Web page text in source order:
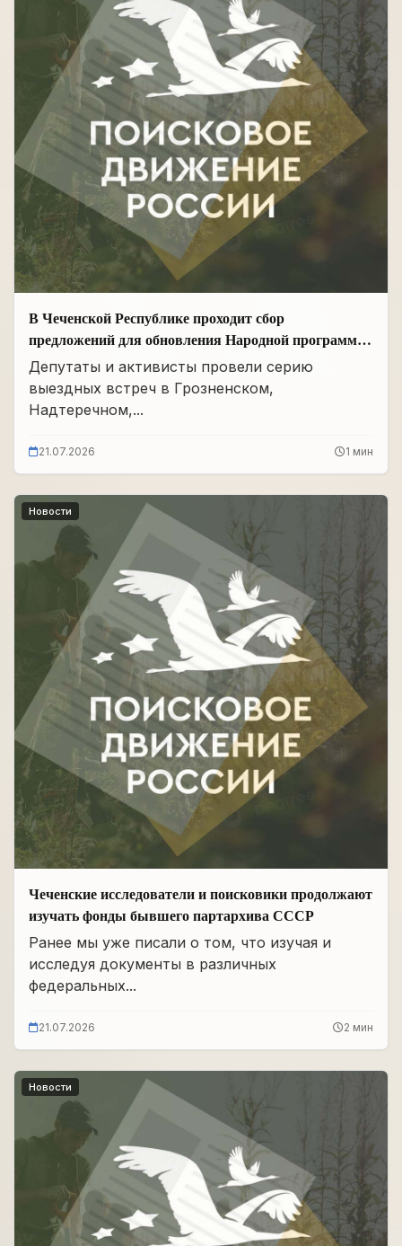
В Чеченской Республике проходит сбор
предложений для обновления Народной программы
в сфере АПК
Депутаты и активисты провели серию
выездных встреч в Грозненском,
Надтеречном,...
21.07.2026 1 мин
Новости
Чеченские исследователи и поисковики продолжают
изучать фонды бывшего партархива СССР
Ранее мы уже писали о том, что изучая и
исследуя документы в различных
федеральных...
21.07.2026 2 мин
Новости